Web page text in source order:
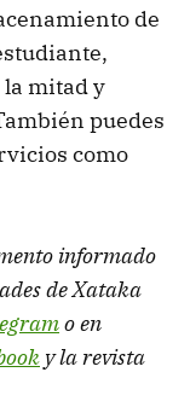
de
la mitad y
puedes
como
informado
de Xataka
o en
y la revista